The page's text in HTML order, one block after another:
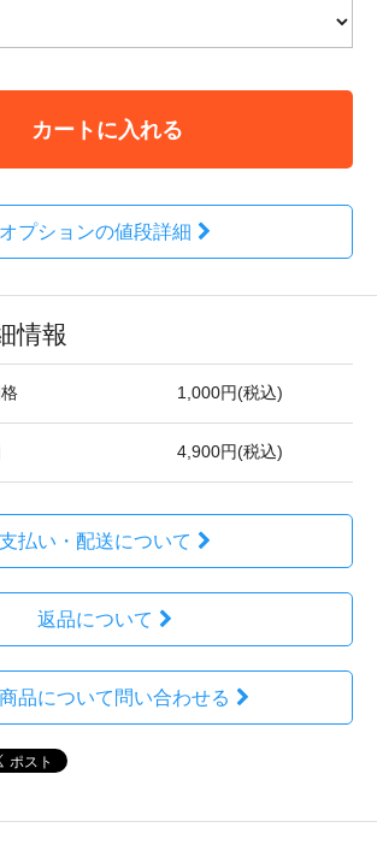
カートに入れる
オプションの値段詳細
情報
1,000円(税込)
4,900円(税込)
支払い・配送について
返品について
品について問い合わせる